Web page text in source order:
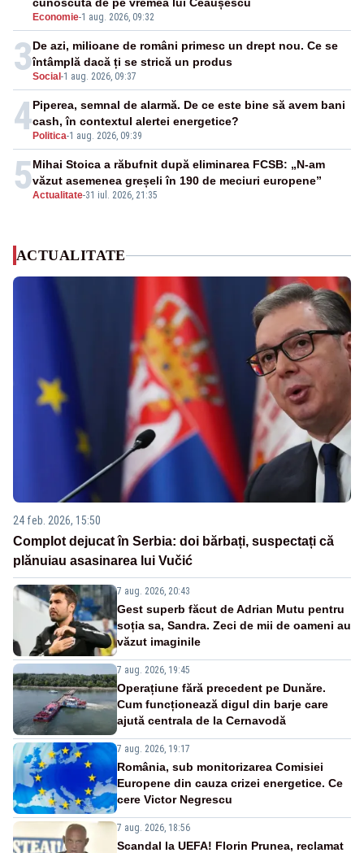
Economie-1 aug. 2026, 09:32
3Social -1 aug. 2026, 09:37
De azi, milioane de români primesc un drept nou. Ce se
întâmplă dacă ți se strică un produs
4 Politica-1 aug. 2026, 09:39
Piperea, semnal de alarmă. De ce este bine să avem bani
cash, în contextul alertei energetice?
5Actualitate-31 iul. 2026, 21:35
Mihai Stoica a răbufnit după eliminarea FCSB: „N-am
văzut asemenea greșeli în 190 de meciuri europene”
ACTUALITATE
24 feb. 2026, 15:50
Complot dejucat în Serbia: doi bărbați, suspectați că
plănuiau asasinarea lui Vučić
7 aug. 2026, 20:43
Gest superb făcut de Adrian Mutu pentru
soția sa, Sandra. Zeci de mii de oameni au
văzut imaginile
7 aug. 2026, 19:45
Operațiune fără precedent pe Dunăre.
Cum funcționează digul din barje care
ajută centrala de la Cernavodă
7 aug. 2026, 19:17
România, sub monitorizarea Comisiei
Europene din cauza crizei energetice. Ce
cere Victor Negrescu
7 aug. 2026, 18:56
Scandal la UEFA! Florin Prunea, reclamat